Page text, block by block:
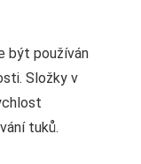
být používán
Složky v
tuků.